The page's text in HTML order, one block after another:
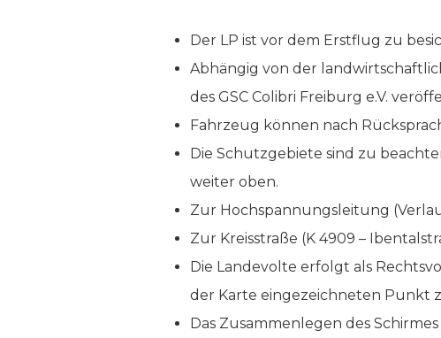
Der LP ist vor dem Erstflug zu
Abhängig von der
des GSC Colibri Freiburg e.V.
Fahrzeug können nach
Die Schutzgebiete sind zu
weiter oben.
Zur Hochspannungsleitung
Zur Kreisstraße (K 4909 –
Die Landevolte erfolgt als
der Karte eingezeichneten Punkt
Das Zusammenlegen des